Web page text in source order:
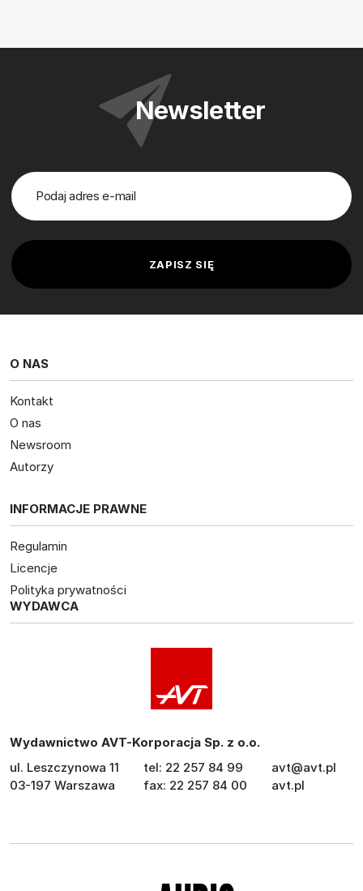
Newsletter
O NAS
Kontakt
O nas
Newsroom
Autorzy
INFORMACJE PRAWNE
Regulamin
Licencje
Polityka prywatności
WYDAWCA
Wydawnictwo AVT-Korporacja Sp. z o.o.
ul. Leszczynowa 11
03-197 Warszawa
tel: 22 257 84 99
fax: 22 257 84 00
avt@avt.pl
avt.pl